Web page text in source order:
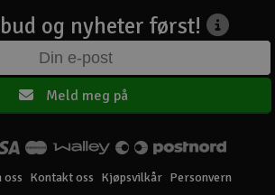
og nyheter først!
Meld meg på
oss Kontakt oss Kjøpsvilkår Personvern